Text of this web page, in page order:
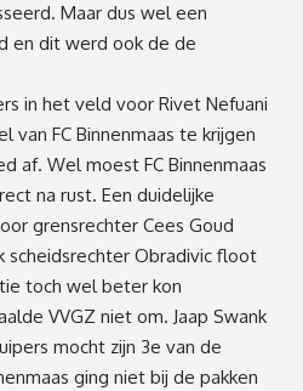
Maar dus wel een
en dit werd ook de de
in het veld voor Rivet Nefuani
van FC Binnenmaas te krijgen
af. Wel moest FC Binnenmaas
na rust. Een duidelijke
grensrechter Cees Goud
Obradivic floot
toch wel beter kon
VVGZ niet om. Jaap Swank
mocht zijn 3e van de
ging niet bij de pakken